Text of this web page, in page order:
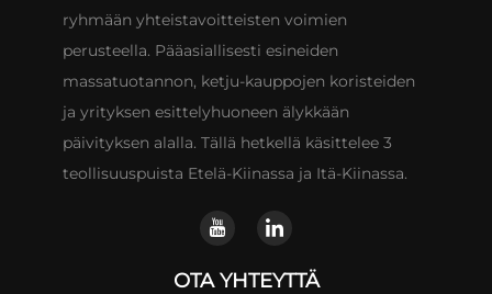
ryhmään yhteistavoitteisten voimien
perusteella. Pääasiallisesti esineiden
massatuotannon, ketju-kauppojen koristeiden
ja yrityksen esittelyhuoneen älykkään
päivityksen alalla. Tällä hetkellä käsittelee 3
teollisuuspuista Etelä-Kiinassa ja Itä-Kiinassa.
OTA YHTEYTTÄ